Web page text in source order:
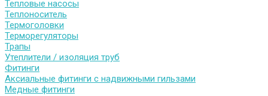
Тепловые насосы
Теплоноситель
Термоголовки
Терморегуляторы
Трапы
Утеплители / изоляция труб
Фитинги
Аксиальные фитинги с надвижными гильзами
Медные фитинги